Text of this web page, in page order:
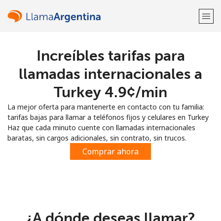
¡Bienvenido!
Regístrate con
Increíbles tarifas para
llamadas internacionales a
Turkey ⁦4.9¢⁩/min
La mejor oferta para mantenerte en contacto con tu familia:
tarifas bajas para llamar a teléfonos fijos y celulares en Turkey
Haz que cada minuto cuente con llamadas internacionales
baratas, sin cargos adicionales, sin contrato, sin trucos.
Comprar ahora